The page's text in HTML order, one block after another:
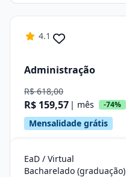
4.1
Administração
R$ 618,00
R$ 159,57 | mês -74%
Mensalidade grátis
EaD / Virtual
Bacharelado (graduação)